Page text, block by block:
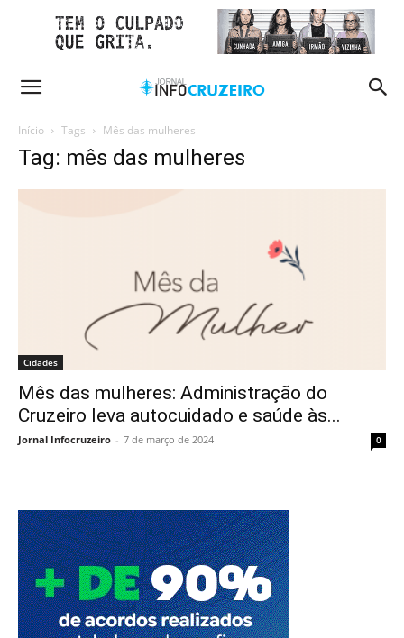
Início Tags Mês das mulheres
Tag: mês das mulheres
Cidades
Mês das mulheres: Administração do
Cruzeiro leva autocuidado e saúde às...
Jornal Infocruzeiro - 7 de março de 2024 0